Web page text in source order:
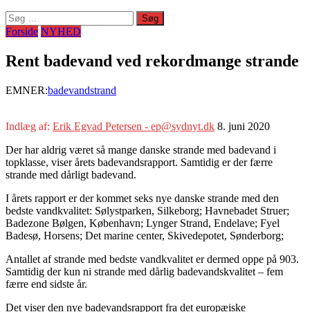
Søg
efter:
Forside NYHED
Rent badevand ved rekordmange strande
EMNER:badevandstrand
Indlæg af: Erik Egvad Petersen - ep@sydnyt.dk 8. juni 2020
Der har aldrig været så mange danske strande med badevand i
topklasse, viser årets badevandsrapport. Samtidig er der færre
strande med dårligt badevand.
I årets rapport er der kommet seks nye danske strande med den
bedste vandkvalitet: Sølystparken, Silkeborg; Havnebadet Struer;
Badezone Bølgen, København; Lynger Strand, Endelave; Fyel
Badesø, Horsens; Det marine center, Skivedepotet, Sønderborg;
Antallet af strande med bedste vandkvalitet er dermed oppe på 903.
Samtidig der kun ni strande med dårlig badevandskvalitet – fem
færre end sidste år.
Det viser den nye badevandsrapport fra det europæiske